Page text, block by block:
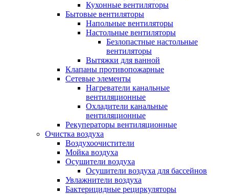
Кухонные вентиляторы
Бытовые вентиляторы
Напольные вентиляторы
Настольные вентиляторы
Безлопастные настольные
вентиляторы
Вытяжки для ванной
Клапаны противопожарные
Сетевые элементы
Нагреватели канальные
вентиляционные
Охладители канальные
вентиляционные
Рекуператоры вентиляционные
Очистка воздуха
Воздухоочистители
Мойка воздуха
Осушители воздуха
Осушители воздуха для бассейнов
Увлажнители воздуха
Бактерицидные рециркуляторы